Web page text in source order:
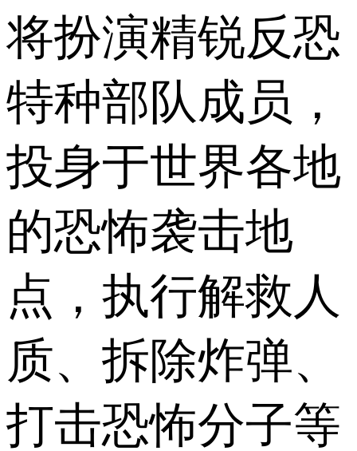
将扮演精锐反恐
特种部队成员，
投身于世界各地
的恐怖袭击地
点，执行解救人
质、拆除炸弹、
打击恐怖分子等